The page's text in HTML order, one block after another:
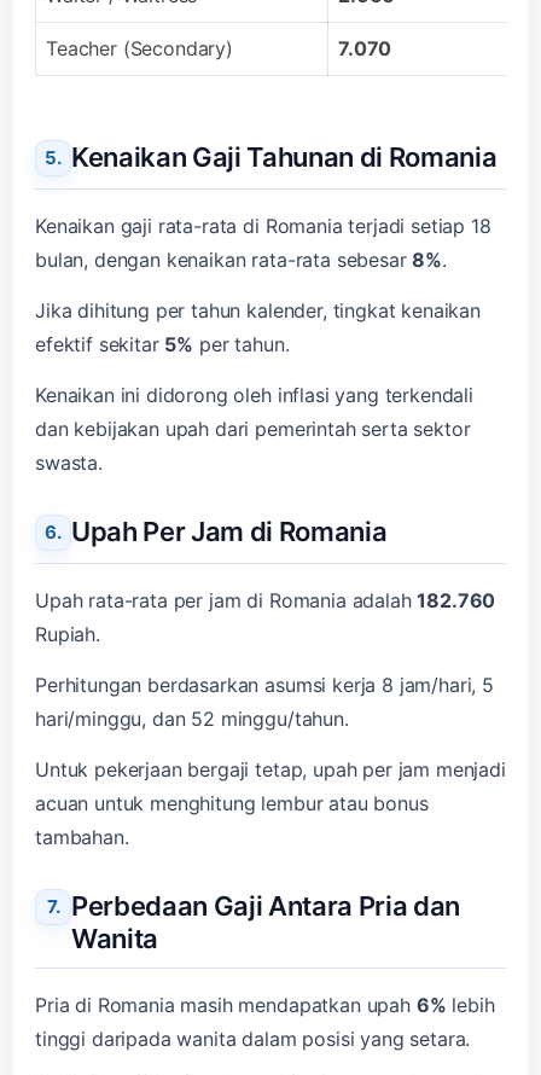
Teacher (Secondary) 7.070
Kenaikan Gaji Tahunan di Romania
Kenaikan gaji rata-rata di Romania terjadi setiap 18
bulan, dengan kenaikan rata-rata sebesar8%.
Jika dihitung per tahun kalender, tingkat kenaikan
efektif sekitar 5% per tahun.
Kenaikan ini didorong oleh inflasi yang terkendali
dan kebijakan upah dari pemerintah serta sektor
swasta.
Upah Per Jam di Romania
Upah rata-rata per jam di Romania adalah182.760
Rupiah.
Perhitungan berdasarkan asumsi kerja 8 jam/hari, 5
hari/minggu, dan 52 minggu/tahun.
Untuk pekerjaan bergaji tetap, upah per jam menjadi
acuan untuk menghitung lembur atau bonus
tambahan.
Perbedaan Gaji Antara Pria dan
Wanita
Pria di Romania masih mendapatkan upah 6% lebih
tinggi daripada wanita dalam posisi yang setara.